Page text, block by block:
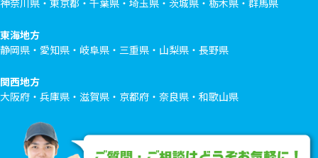
神奈川県・東京都・千葉県・埼玉県・茨城県・栃木県・群馬県
東海地方
静岡県・愛知県・岐阜県・三重県・山梨県・長野県
関西地方
大阪府・兵庫県・滋賀県・京都府・奈良県・和歌山県